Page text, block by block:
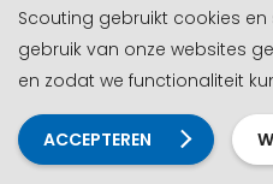
Scouting gebruikt cookies
gebruik van onze websites
en zodat we functionaliteit
ACCEPTEREN
Privacy
Werken bij
Cookie-instellingen
Ontwikkeld door a&m